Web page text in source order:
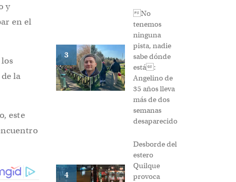
y
en el
la
este
3
No
tenemos
ninguna
pista, nadie
sabe dónde
está:
Angelino de
35 años lleva
más de dos
semanas
desaparecido
4
Desborde del
estero
Quilque
provoca